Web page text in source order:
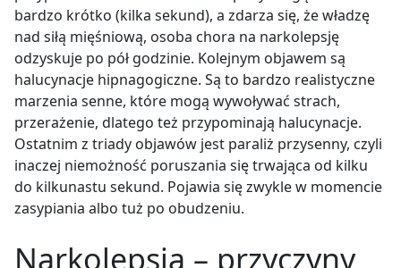
bardzo krótko (kilka sekund), a zdarza się, że władzę
nad siłą mięśniową, osoba chora na narkolepsję
odzyskuje po pół godzinie. Kolejnym objawem są
halucynacje hipnagogiczne. Są to bardzo realistyczne
marzenia senne, które mogą wywoływać strach,
przerażenie, dlatego też przypominają halucynacje.
Ostatnim z triady objawów jest paraliż przysenny, czyli
inaczej niemożność poruszania się trwająca od kilku
do kilkunastu sekund. Pojawia się zwykle w momencie
zasypiania albo tuż po obudzeniu.
Narkolepsja – przyczyny